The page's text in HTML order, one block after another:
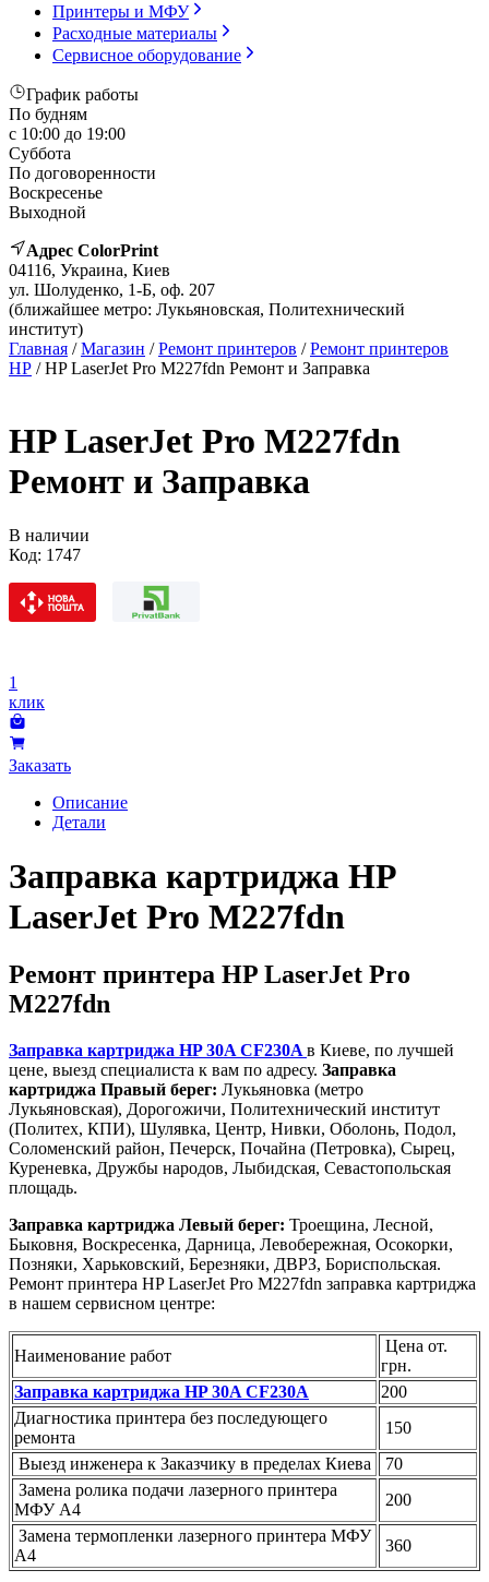
Принтеры и МФУ
Расходные материалы
Сервисное оборудование
График работы
По будням
с 10:00 до 19:00
Суббота
По договоренности
Воскресенье
Выходной
Адрес ColorPrint
04116, Украина, Киев
ул. Шолуденко, 1-Б, оф. 207
(ближайшее метро: Лукьяновская, Политехнический
институт)
Главная /Магазин /Ремонт принтеров /Ремонт принтеров
HP / HP LaserJet Pro M227fdn Ремонт и Заправка
HP LaserJet Pro M227fdn
Ремонт и Заправка
В наличии
Код: 1747
1
клик
Заказать
Описание
Детали
Заправка картриджа HP
LaserJet Pro M227fdn
Ремонт принтера HP LaserJet Pro
M227fdn
Заправка картриджа HP 30A CF230A в Киеве, по лучшей
цене, выезд специалиста к вам по адресу. Заправка
картриджа Правый берег: Лукьяновка (метро
Лукьяновская), Дорогожичи, Политехнический институт
(Политех, КПИ), Шулявка, Центр, Нивки, Оболонь, Подол,
Соломенский район, Печерск, Почайна (Петровка), Сырец,
Куреневка, Дружбы народов, Лыбидская, Севастопольская
площадь.
Заправка картриджа Левый берег: Троещина, Лесной,
Быковня, Воскресенка, Дарница, Левобережная, Осокорки,
Позняки, Харьковский, Березняки, ДВРЗ, Бориспольская.
Ремонт принтера HP LaserJet Pro M227fdn заправка картриджа
в нашем сервисном центре:
Наименование работ
Цена от.
грн.
Заправка картриджа HP 30A CF230A
200
Диагностика принтера без последующего
ремонта
150
Выезд инженера к Заказчику в пределах Киева
70
Замена ролика подачи лазерного принтера
МФУ А4
200
Замена термопленки лазерного принтера МФУ
А4
360